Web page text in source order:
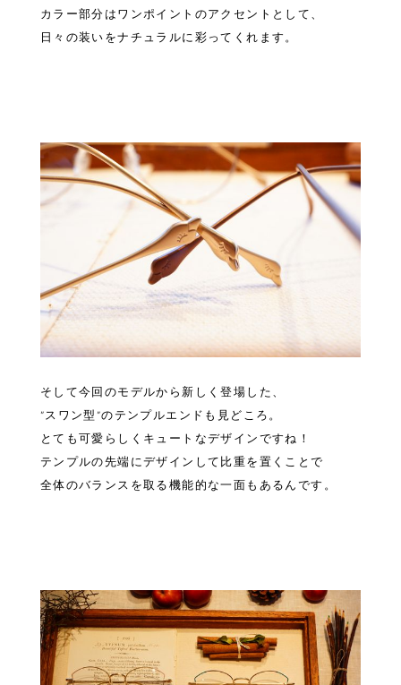
カラー部分はワンポイントのアクセントとして、
日々の装いをナチュラルに彩ってくれます。
そして今回のモデルから新しく登場した、
”スワン型”のテンプルエンドも見どころ。
とても可愛らしくキュートなデザインですね！
テンプルの先端にデザインして比重を置くことで
全体のバランスを取る機能的な一面もあるんです。